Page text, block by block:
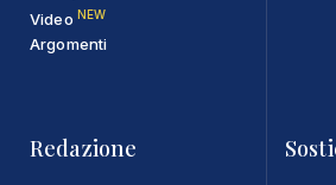
Video NEW
Argomenti
Redazione